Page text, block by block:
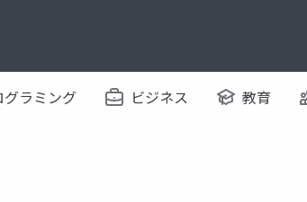
グラミング ビジネス 教育